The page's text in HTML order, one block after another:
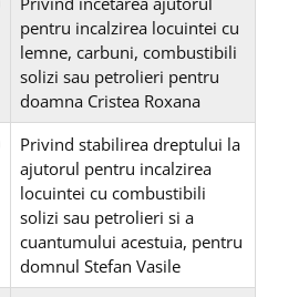
pentru incalzirea locuintei cu
lemne, carbuni, combustibili
solizi sau petrolieri pentru
doamna Cristea Roxana
Privind stabilirea dreptului la
ajutorul pentru incalzirea
locuintei cu combustibili
solizi sau petrolieri si a
cuantumului acestuia, pentru
domnul Stefan Vasile